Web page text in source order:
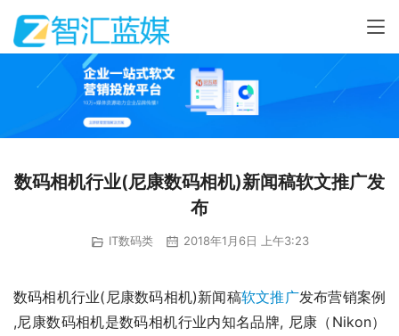
数码相机行业(尼康数码相机)新闻稿软文推广发
布
IT数码类 2018年1月6日 上午3:23
数码相机行业(尼康数码相机)新闻稿软文推广发布营销案例
,尼康数码相机是数码相机行业内知名品牌, 尼康（Nikon）